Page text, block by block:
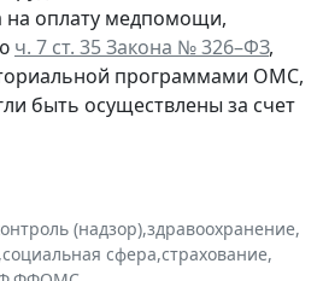
на оплату медпомощи,
ч. 7 ст. 35 Закона № 326–ФЗ,
программами ОМС,
быть осуществлены за счет
(надзор),здравоохранение,
,социальная сфера,страхование,